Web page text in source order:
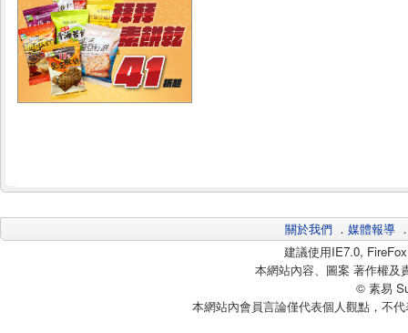
關於我們 ． 媒體報導
建議使用IE7.0,
本網站內容、圖案 著作權及
© 素易
本網站內會員言論僅代表個人觀點，不